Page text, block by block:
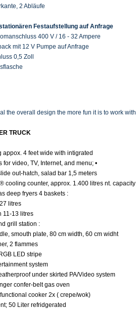
2 Abläufe
Festaufstellung auf Anfrage
400 V / 16 - 32 Ampere
mit 12 V Pumpe auf Anfrage
0,5 Zoll
the overall design the more fun it is to work with
TRUCK
4 feet wide with intigrated
video, TV, Internet, and menu; •
out-hatch, salad bar 1,5 meters
® cooling counter, approx. 1.400 litres nt. capacity
deep fryers 4 baskets :
litres
13 litres
grill station :
smouth plate, 80 cm width, 60 cm widht
2 flammes
LED stripe
system
under skirted PA/Video system
confer-belt gas oven
cooker 2x ( crepe/wok)
50 Liter refridgerated